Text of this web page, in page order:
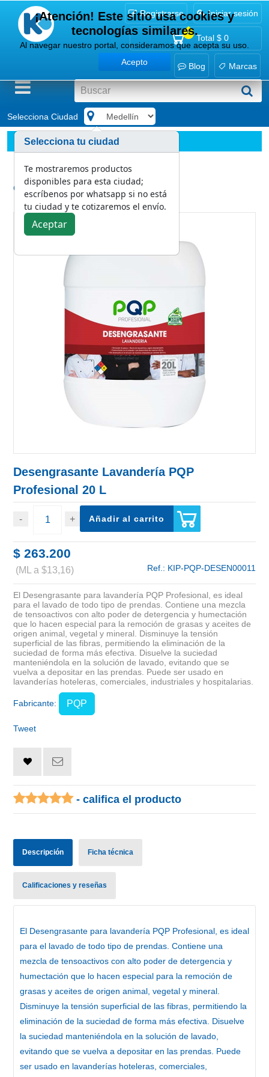
Registrarse Iniciar sesión
0
Total $ 0
Blog Marcas
Selecciona Ciudad
Marcas
PQP
Desengrasante Lavandería PQP Profesional 20 L
Categoría:
PQP
Desengrasante Lavandería PQP
Profesional 20 L
Añadir al carrito
$ 263.200
(ML a $13,16) Ref.: KIP-PQP-DESEN00011
El Desengrasante para lavandería PQP Profesional, es ideal
para el lavado de todo tipo de prendas. Contiene una mezcla
de tensoactivos con alto poder de detergencia y humectación
que lo hacen especial para la remoción de grasas y aceites de
origen animal, vegetal y mineral. Disminuye la tensión
superficial de las fibras, permitiendo la eliminación de la
suciedad de forma más efectiva. Disuelve la suciedad
manteniéndola en la solución de lavado, evitando que se
vuelva a depositar en las prendas. Puede ser usado en
lavanderías hoteleras, comerciales, industriales y hospitalarias.
Fabricante: PQP
Tweet
- califica el producto
Descripción Ficha técnica
Calificaciones y reseñas
El Desengrasante para lavandería PQP Profesional , es ideal
para el lavado de todo tipo de prendas. Contiene una
mezcla de tensoactivos con alto poder de detergencia y
humectación que lo hacen especial para la remoción de
grasas y aceites de origen animal, vegetal y mineral.
Disminuye la tensión superficial de las fibras, permitiendo la
eliminación de la suciedad de forma más efectiva. Disuelve
la suciedad manteniéndola en la solución de lavado,
evitando que se vuelva a depositar en las prendas. Puede
ser usado en lavanderías hoteleras, comerciales,
¡Atención! Este sitio usa cookies y
tecnologías similares.
Al navegar nuestro portal, consideramos que acepta su uso.
Acepto
Selecciona tu ciudad
Te mostraremos productos
disponibles para esta ciudad;
escríbenos por whatsapp si no está
tu ciudad y te cotizaremos el envío.
Aceptar